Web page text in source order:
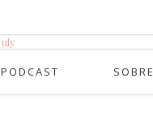
PODCAST SOBRE